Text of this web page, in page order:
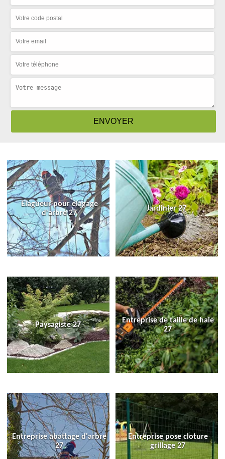
Elagueur pour élagage
d'arbre 27
Jardinier 27
Paysagiste 27
Entreprise de taille de haie
27
Entreprise abattage d'arbre
27
Entreprise pose cloture
grillage 27